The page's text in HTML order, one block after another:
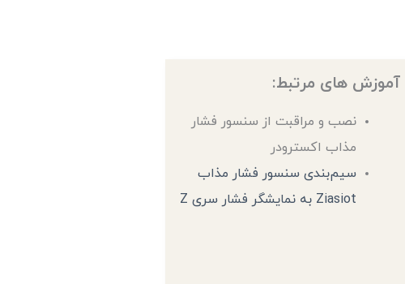
آموزش های مرتبط:
نصب و مراقبت از سنسور فشار
مذاب اکسترودر
سیم‌بندی سنسور فشار مذاب
Ziasiot به نمایشگر فشار سری Z